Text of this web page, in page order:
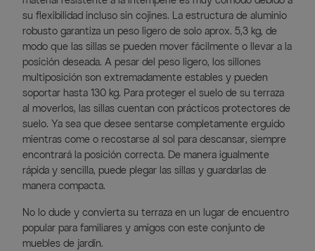
su flexibilidad incluso sin cojines. La estructura de aluminio
robusto garantiza un peso ligero de solo aprox. 5,3 kg, de
modo que las sillas se pueden mover fácilmente o llevar a la
posición deseada. A pesar del peso ligero, los sillones
multiposición son extremadamente estables y pueden
soportar hasta 130 kg. Para proteger el suelo de su terraza
al moverlos, las sillas cuentan con prácticos protectores de
suelo. Ya sea que desee sentarse completamente erguido
mientras come o recostarse al sol para descansar, siempre
encontrará la posición correcta. De manera igualmente
rápida y sencilla, puede plegar las sillas y guardarlas de
manera compacta.
No lo dude y convierta su terraza en un lugar de encuentro
popular para familiares y amigos con este conjunto de
muebles de jardín.